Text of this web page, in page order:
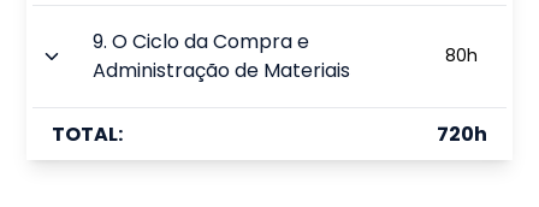
9.O Ciclo da Compra e
Administração de Materiais
80h
TOTAL: 720h